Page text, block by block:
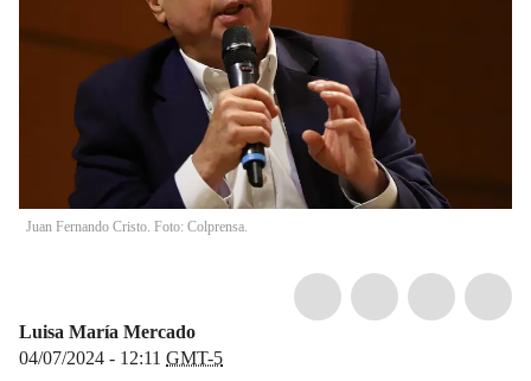
Juan Fernando Cristo. Foto: Colprensa.
Luisa María Mercado
04/07/2024 - 12:11 GMT-5